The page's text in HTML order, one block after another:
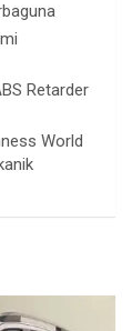
Retarder
World